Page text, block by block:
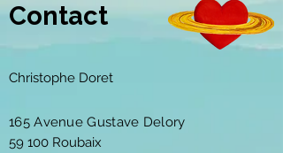
Contact
Christophe Doret
165 Avenue Gustave Delory
59 100 Roubaix